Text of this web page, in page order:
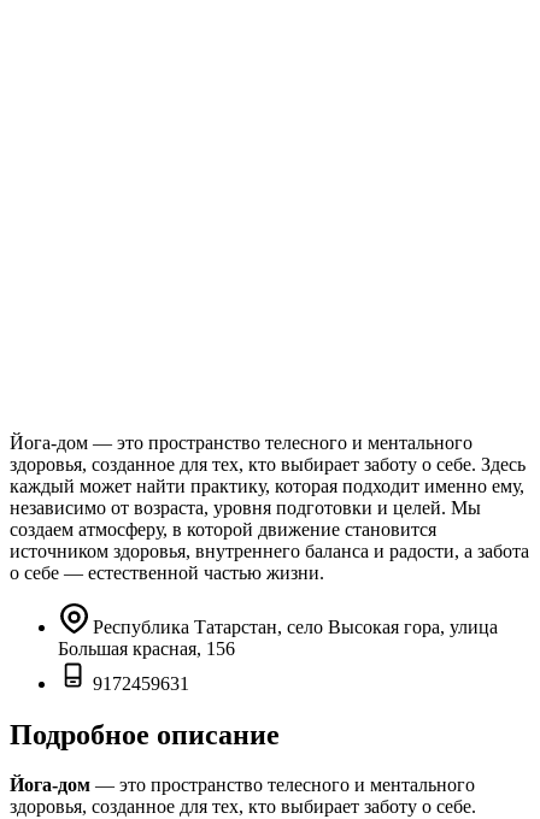
Йога-дом — это пространство телесного и ментального
здоровья, созданное для тех, кто выбирает заботу о себе. Здесь
каждый может найти практику, которая подходит именно ему,
независимо от возраста, уровня подготовки и целей. Мы
создаем атмосферу, в которой движение становится
источником здоровья, внутреннего баланса и радости, а забота
о себе — естественной частью жизни.
Республика Татарстан, село Высокая гора, улица
Большая красная, 156
9172459631
Подробное описание
Йога-дом — это пространство телесного и ментального
здоровья, созданное для тех, кто выбирает заботу о себе.